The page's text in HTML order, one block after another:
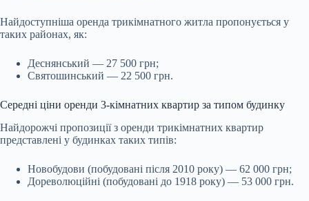
Найдоступніша оренда трикімнатного житла пропонується у
таких районах, як:
Деснянський — 27 500 грн;
Святошинський — 22 500 грн.
Середні ціни оренди 3-кімнатних квартир за типом будинку
Найдорожчі пропозиції з оренди трикімнатних квартир
представлені у будинках таких типів:
Новобудови (побудовані після 2010 року) — 62 000 грн;
Дореволюційні (побудовані до 1918 року) — 53 000 грн.